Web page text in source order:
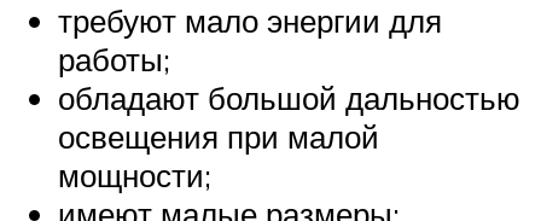
требуют мало энергии для
работы;
обладают большой дальностью
освещения при малой
мощности;